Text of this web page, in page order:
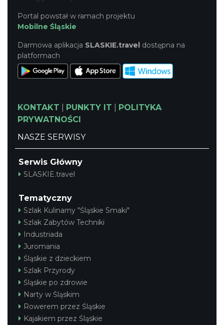
Portal powstał w ramach projektu
Mobilne Śląskie
Darmowa aplikacja SLASKIE.travel dostępna na
platformach
KONTAKT PUNKTY IT
POLITYKA
PRYWATNOŚCI
NASZE SERWISY
Serwis Główny
SLASKIE.travel
Tematyczny
Szlak Kulinarny "Śląskie Smaki"
Szlak Zabytów Techniki
Industriada
Juromania
Śląskie z dzieckiem
Szlak Przyrody
Śląskie po zdrowie
Narty w Śląskim
Rowerem przez Śląskie
Kajakiem przez Śląskie